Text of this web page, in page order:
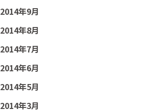
2014年9月
2014年8月
2014年7月
2014年6月
2014年5月
2014年3月